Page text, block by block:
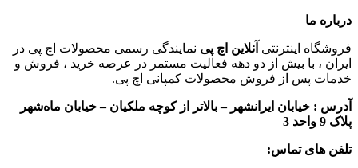
درباره ما
فروشگاه اینترنتی آنلاین اچ پی نمایندگی رسمی محصولات اچ پی در
ایران ، با بیش از دو دهه فعالیت مستمر در عرصه خرید ، فروش و
خدمات پس از فروش محصولات کمپانی اچ پی.
آدرس : خیابان ایرانشهر – بالاتر از کوچه ملکیان – خیابان ماه‌شهر
پلاک 9 واحد 3
تلفن های تماس: